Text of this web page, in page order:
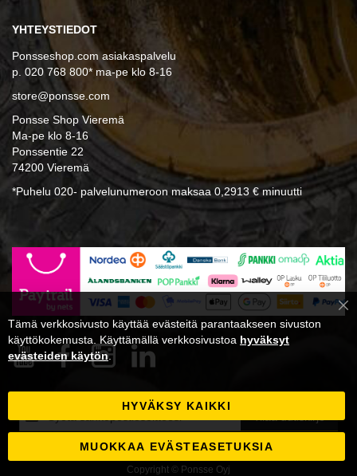
YHTEYSTIEDOT
Ponsseshop.com asiakaspalvelu
p. 020 768 800* ma-pe klo 8-16
store@ponsse.com
Ponsse Shop Vieremä
Ma-pe klo 8-16
Ponssentie 22
74200 Vieremä
*Puhelu 020- palvelunumeroon maksaa 0,2913 € minuutti
uutiskirjeemme:
Copyright © Ponsse Oyj
Tämä verkkosivusto käyttää evästeitä parantaakseen sivuston
käyttökokemusta. Käyttämällä verkkosivustoa hyväksyt
evästeiden käytön.
HYVÄKSY KAIKKI
MUOKKAA EVÄSTEASETUKSIA